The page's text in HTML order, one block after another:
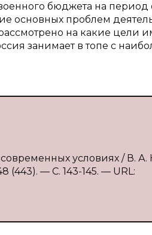
бюджета на период
основных проблем
на какие цели
занимает в топе с
условиях / В. А.
— С. 143-145. — URL: